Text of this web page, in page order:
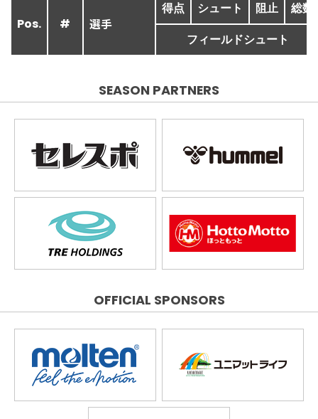
Pos. # 選手
得点 シュート 阻止 総数
フィールドシュート
SEASON PARTNERS
OFFICIAL SPONSORS